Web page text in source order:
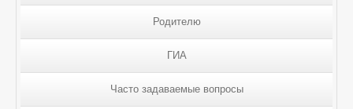
Родителю
ГИА
Часто задаваемые вопросы